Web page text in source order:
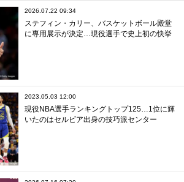
2026.07.22 09:34
ステフィン・カリー、バスケットボール殿堂
に専用展示が決定…現役選手で史上初の快挙
2023.05.03 12:00
現役NBA選手ランキングトップ125…1位に輝
いたのはセルビア出身の技巧派センター